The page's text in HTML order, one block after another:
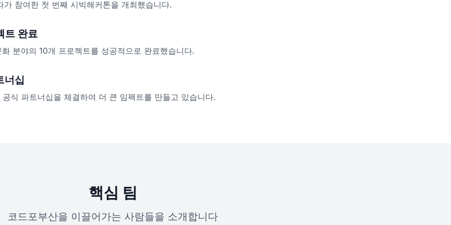
가 참여한 첫 번째 시빅해커톤을 개최했습니다.
트 완료
분야의 10개 프로젝트를 성공적으로 완료했습니다.
너십
식 파트너십을 체결하여 더 큰 임팩트를 만들고 있습니다.
핵심 팀
코드포부산을 이끌어가는 사람들을 소개합니다